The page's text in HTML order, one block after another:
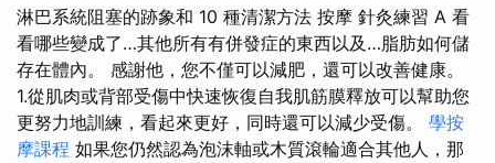
淋巴系統阻塞的跡象和 10 種清潔方法 按摩 針灸練習 A 看
看哪些變成了…其他所有有併發症的東西以及…脂肪如何儲
存在體內。 感謝他，您不僅可以減肥，還可以改善健康。
1.從肌肉或背部受傷中快速恢復自我肌筋膜釋放可以幫助您
更努力地訓練，看起來更好，同時還可以減少受傷。 學按
摩課程 如果您仍然認為泡沫軸或木質滾輪適合其他人，那